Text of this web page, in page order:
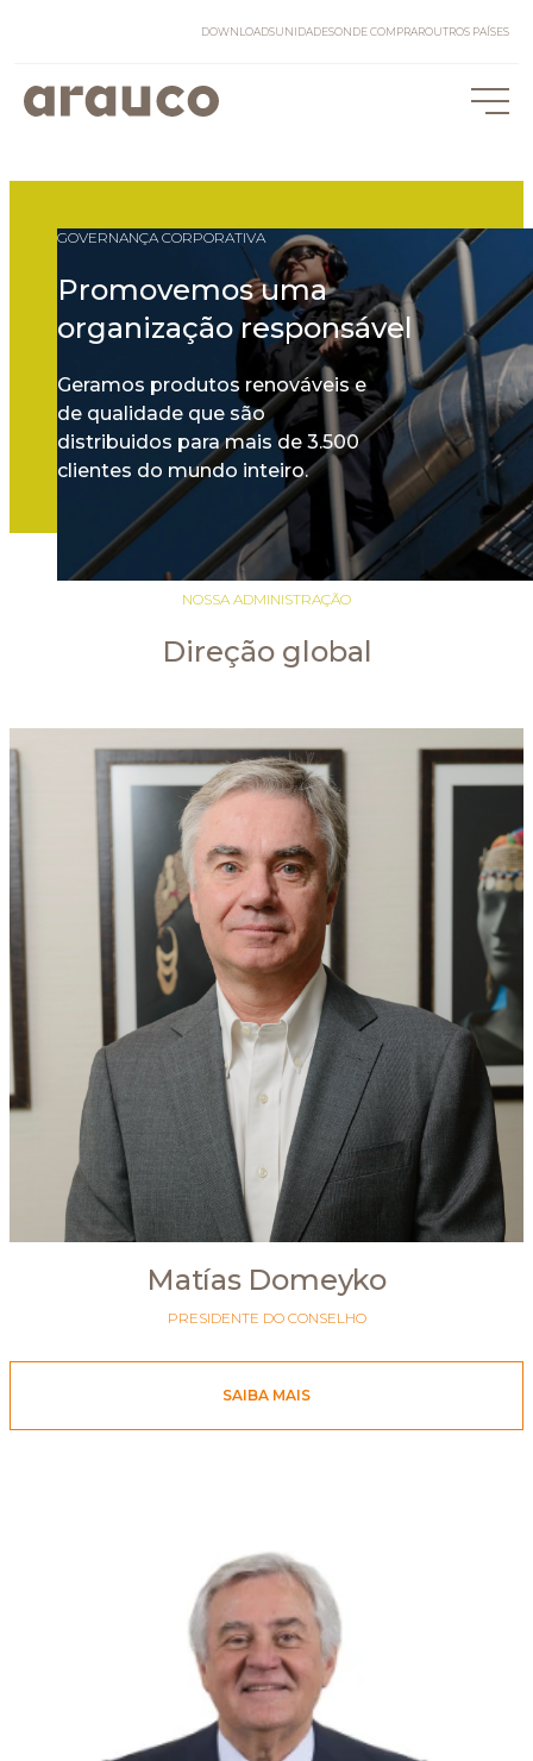
DOWNLOADSUNIDADESONDE COMPRAROUTROS PAÍSES
GOVERNANÇA CORPORATIVA
Promovemos uma
organização responsável
Geramos produtos renováveis e
de qualidade que são
distribuidos para mais de 3.500
clientes do mundo inteiro.
NOSSA ADMINISTRAÇÃO
Direção global
Matías Domeyko
PRESIDENTE DO CONSELHO
SAIBA MAIS